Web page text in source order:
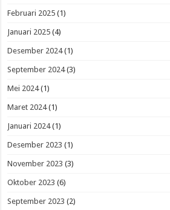
Februari 2025 (1)
Januari 2025 (4)
Desember 2024(1)
September 2024(3)
Mei 2024(1)
Maret 2024(1)
Januari 2024(1)
Desember 2023 (1)
November 2023 (3)
Oktober 2023 (6)
September 2023 (2)